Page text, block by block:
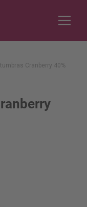
Cranberry 40%